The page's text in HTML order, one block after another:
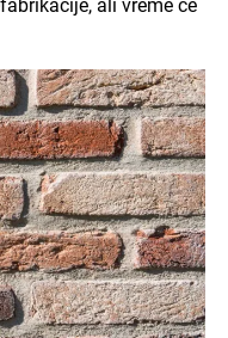
ali vreme će